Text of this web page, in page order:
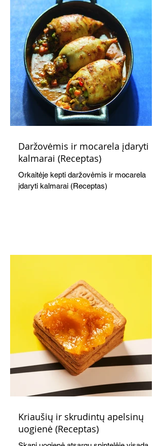
Daržovėmis ir mocarela įdaryti
kalmarai (Receptas)
Orkaitėje kepti daržovėmis ir mocarela
įdaryti kalmarai (Receptas)
Kriaušių ir skrudintų apelsinų
uogienė (Receptas)